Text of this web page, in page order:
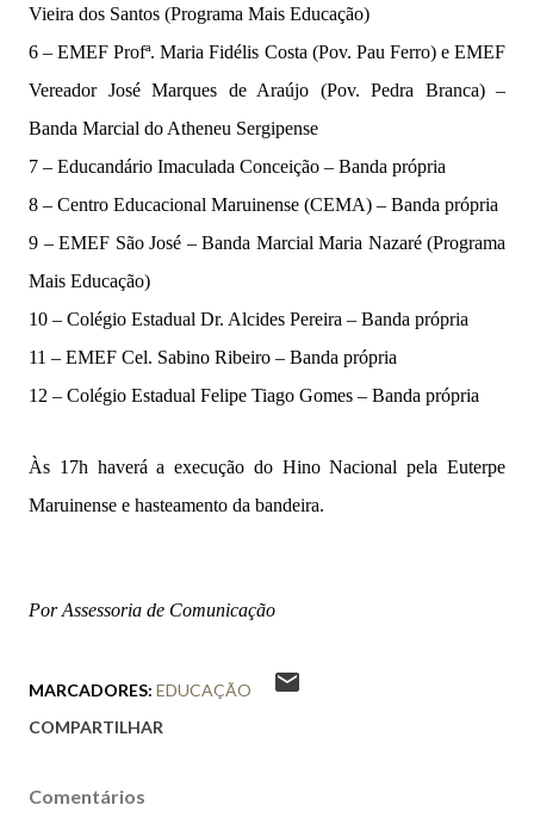
Vieira dos Santos (Programa Mais Educação)
6 – EMEF Profª. Maria Fidélis Costa (Pov. Pau Ferro) e EMEF
Vereador José Marques de Araújo (Pov. Pedra Branca) –
Banda Marcial do Atheneu Sergipense
7 – Educandário Imaculada Conceição – Banda própria
8 – Centro Educacional Maruinense (CEMA) – Banda própria
9 – EMEF São José – Banda Marcial Maria Nazaré (Programa
Mais Educação)
10 – Colégio Estadual Dr. Alcides Pereira – Banda própria
11 – EMEF Cel. Sabino Ribeiro – Banda própria
12 – Colégio Estadual Felipe Tiago Gomes – Banda própria
Às 17h haverá a execução do Hino Nacional pela Euterpe
Maruinense e hasteamento da bandeira.
Por Assessoria de Comunicação
MARCADORES: EDUCAÇÃO
COMPARTILHAR
Comentários